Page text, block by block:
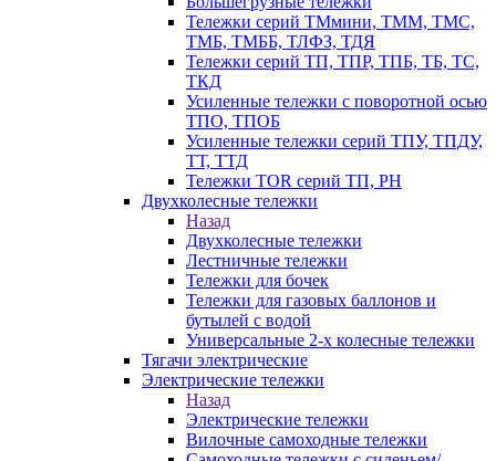
Тележки серий ТМмини, ТММ, ТМС,
ТМБ, ТМББ, ТЛФЗ, ТДЯ
Тележки серий ТП, ТПР, ТПБ, ТБ, ТС,
ТКД
Усиленные тележки с поворотной осью
ТПО, ТПОБ
Усиленные тележки серий ТПУ, ТПДУ,
ТТ, ТТД
Тележки TOR серий ТП, PH
Двухколесные тележки
Назад
Двухколесные тележки
Лестничные тележки
Тележки для бочек
Тележки для газовых баллонов и
бутылей с водой
Универсальные 2-х колесные тележки
Тягачи электрические
Электрические тележки
Назад
Электрические тележки
Вилочные самоходные тележки